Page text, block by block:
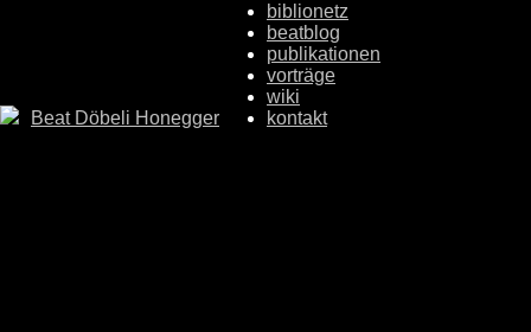
Beat Döbeli Honegger
biblionetz
beatblog
publikationen
vorträge
wiki
kontakt